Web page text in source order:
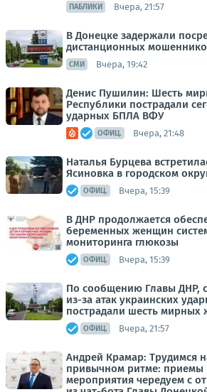
ПАБЛИКИ Вчера, 21:57
В Донецке задержали
дистанционных
СМИ Вчера, 19:42
Денис Пушилин: Шесть
Республики пострадали
ударных БПЛА ВФУ
ОФИЦ. Вчера, 21:48
Наталья Бурцева
Ясиновка в городском
ОФИЦ. Вчера, 15:39
В ДНР продолжается
беременных женщин
мониторинга глюкозы
ОФИЦ. Вчера, 15:39
По сообщению Главы ДНР,
из-за атак украинских
пострадали шесть мирных
ОФИЦ. Вчера, 21:57
Андрей Крамар: Трудимся
привычном ритме: приемы
мероприятия чередуем с